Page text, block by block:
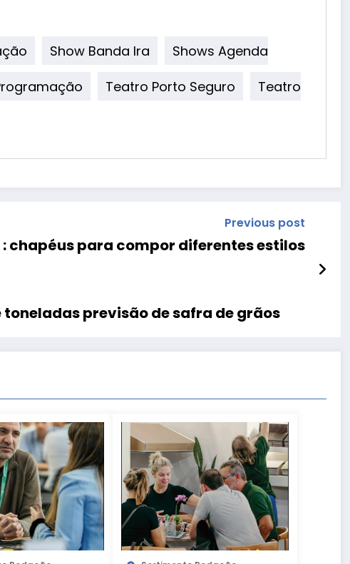
Show Banda Ira
Shows Agenda
Teatro Porto Seguro
Teatro
Previous post
chapéus para compor diferentes estilos
toneladas previsão de safra de grãos